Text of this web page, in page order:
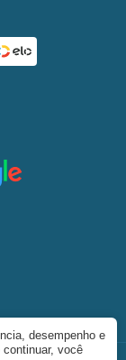
desempenho e
você